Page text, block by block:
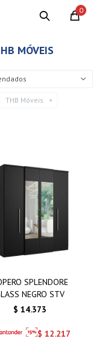
0
MÓVEIS
THB Móveis
SPLENDORE
NEGRO STV
$ 14.373
$ 12.217